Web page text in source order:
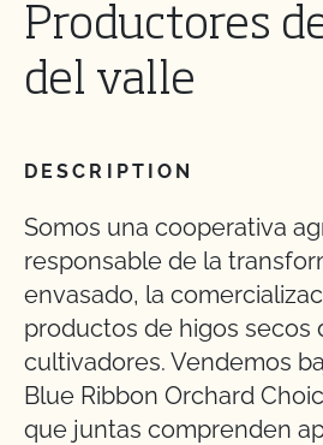
Productores
del valle
DESCRIPTION
Somos una cooperativa
responsable de la
envasado, la
productos de higos secos
cultivadores. Vendemos
Blue Ribbon Orchard
que juntas comprenden